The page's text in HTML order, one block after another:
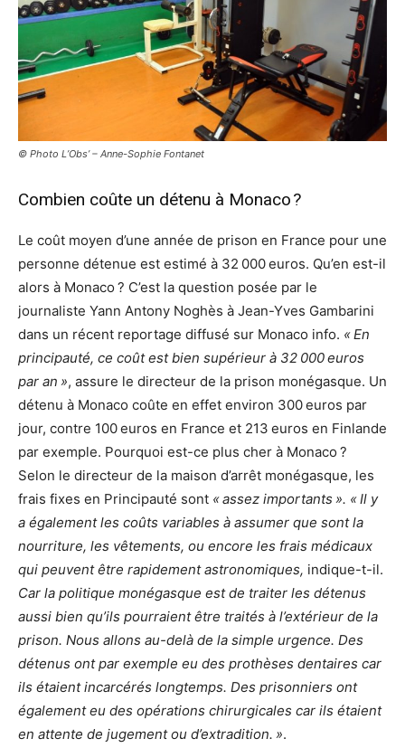
© Photo L’Obs’ – Anne-Sophie Fontanet
Combien coûte un détenu à Monaco ?
Le coût moyen d’une année de prison en France pour une
personne détenue est estimé à 32 000 euros. Qu’en est-il
alors à Monaco ? C’est la question posée par le
journaliste Yann Antony Noghès à Jean-Yves Gambarini
dans un récent reportage diffusé sur Monaco info. « En
principauté, ce coût est bien supérieur à 32 000 euros
par an », assure le directeur de la prison monégasque. Un
détenu à Monaco coûte en effet environ 300 euros par
jour, contre 100 euros en France et 213 euros en Finlande
par exemple. Pourquoi est-ce plus cher à Monaco ?
Selon le directeur de la maison d’arrêt monégasque, les
frais fixes en Principauté sont « assez importants ». « Il y
a également les coûts variables à assumer que sont la
nourriture, les vêtements, ou encore les frais médicaux
qui peuvent être rapidement astronomiques, indique-t-il.
Car la politique monégasque est de traiter les détenus
aussi bien qu’ils pourraient être traités à l’extérieur de la
prison. Nous allons au-delà de la simple urgence. Des
détenus ont par exemple eu des prothèses dentaires car
ils étaient incarcérés longtemps. Des prisonniers ont
également eu des opérations chirurgicales car ils étaient
en attente de jugement ou d’extradition. ».